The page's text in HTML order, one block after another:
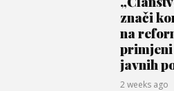
znači
na
javnih
2 weeks ago